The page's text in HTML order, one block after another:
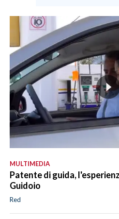
MULTIMEDIA
Patente di guida,
Guidoio
Red